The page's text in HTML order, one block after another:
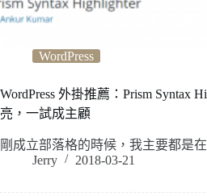
WordPress
WordPress 外掛推薦：Prism Syntax
亮，一試成主顧
剛成立部落格的時候，我主要都是
Jerry
2018-03-21